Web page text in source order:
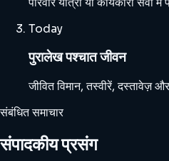
Today
पुरालेख पश्चात जीवन
जीवित विमान, तस्वीरें, दस्तावेज़
संबंधित समाचार
संपादकीय प्रसंग